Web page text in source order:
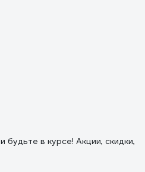
и будьте в курсе! Акции, скидки,